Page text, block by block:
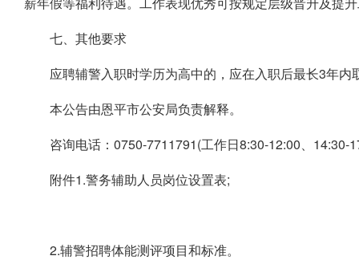
七、其他要求
应聘辅警入职时学历为高中的，应在入职后最长3年
本公告由恩平市公安局负责解释。
咨询电话：0750-7711791(工作日8:30-12:00、14:30-
附件1.警务辅助人员岗位设置表;
2.辅警招聘体能测评项目和标准。